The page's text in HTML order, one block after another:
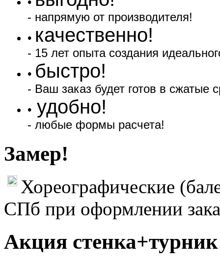
- напрямую от производителя!
• качественно!
- 15 лет опыта создания
• быстро!
- Ваш заказ будет готов в сжатые
• удобно!
- любые формы расчета!
Замер!
Хореографические
СПб при оформлении
Акция